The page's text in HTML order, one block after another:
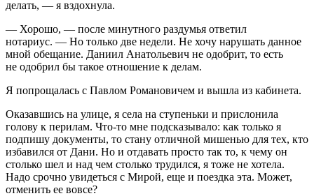
делать, — я вздохнула.
— Хорошо, — после минутного раздумья ответил
нотариус. — Но только две недели. Не хочу нарушать данное
мной обещание. Даниил Анатольевич не одобрит, то есть
не одобрил бы такое отношение к делам.
Я попрощалась с Павлом Романовичем и вышла из кабинета.
Оказавшись на улице, я села на ступеньки и прислонила
голову к перилам. Что-то мне подсказывало: как только я
подпишу документы, то стану отличной мишенью для тех, кто
избавился от Дани. Но и отдавать просто так то, к чему он
столько шел и над чем столько трудился, я тоже не хотела.
Надо срочно увидеться с Мирой, еще и поездка эта. Может,
отменить ее вовсе?